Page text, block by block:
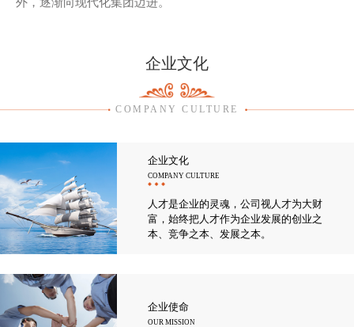
外，逐渐向现代化集团迈进。
企业文化
COMPANY CULTURE
企业文化
COMPANY CULTURE
人才是企业的灵魂，公司视人才为大财
富，始终把人才作为企业发展的创业之
本、竞争之本、发展之本。
企业使命
OUR MISSION